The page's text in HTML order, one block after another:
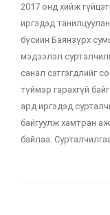
2017 онд хийж
иргэдэд
бүсийн Баянзүрх
мэдээлэл
санал сэтгэгдлийг
түймэр гарахгүй
ард иргэдэд
байгуулж хамтран
байлаа.